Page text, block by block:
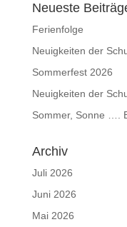
Neueste
Ferienfolge
Neuigkeiten der
Sommerfest 2026
Neuigkeiten der
Sommer, Sonne ….
Archiv
Juli 2026
Juni 2026
Mai 2026